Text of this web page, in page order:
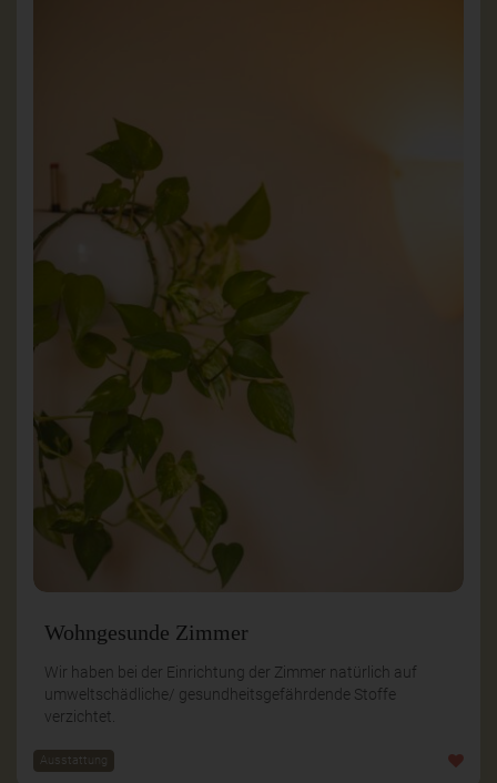
Wohngesunde Zimmer
Wir haben bei der Einrichtung der Zimmer natürlich auf
umweltschädliche/ gesundheitsgefährdende Stoffe
verzichtet.
Ausstattung